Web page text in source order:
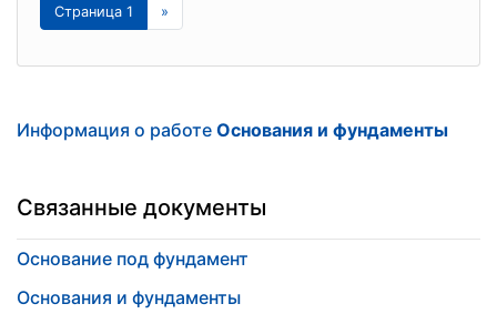
Страница 1 »
Информация о работе Основания и фундаменты
Связанные документы
Основание под фундамент
Основания и фундаменты